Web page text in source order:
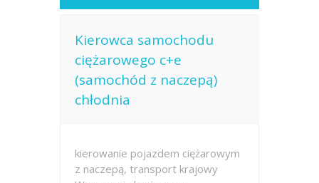
Kierowca samochodu
ciężarowego c+e
(samochód z naczepą)
chłodnia
kierowanie pojazdem ciężarowym
z naczepą, transport krajowy